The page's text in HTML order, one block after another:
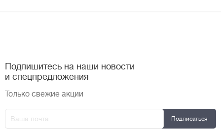
Подпишитесь на наши новости
и спецпредложения
Только свежие акции